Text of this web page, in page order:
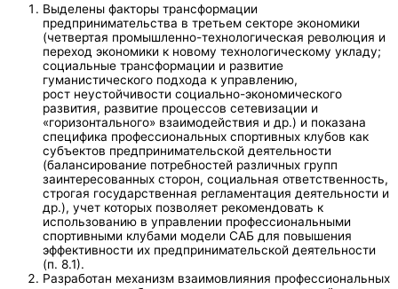
Выделены факторы трансформации
предпринимательства в третьем секторе экономики
(четвертая промышленно-технологическая революция и
переход экономики к новому технологическому укладу;
социальные трансформации и развитие
гуманистического подхода к управлению,
рост неустойчивости социально-экономического
развития, развитие процессов сетевизации и
«горизонтального» взаимодействия и др.) и показана
специфика профессиональных спортивных клубов как
субъектов предпринимательской деятельности
(балансирование потребностей различных групп
заинтересованных сторон, социальная ответственность,
строгая государственная регламентация деятельности и
др.), учет которых позволяет рекомендовать к
использованию в управлении профессиональными
спортивными клубами модели САБ для повышения
эффективности их предпринимательской деятельности
(п. 8.1).
Разработан механизм взаимовлияния профессиональных